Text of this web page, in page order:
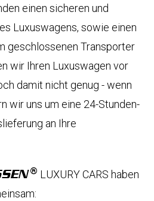
einen sicheren und
Luxuswagens, sowie einen
geschlossenen Transporter
wir Ihren Luxuswagen vor
damit nicht genug - wenn
wir uns um eine 24-Stunden-
an Ihre
LUXURY CARS haben